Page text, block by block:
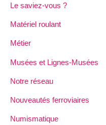
Le saviez-vous ?
Matériel roulant
Métier
Musées et Lignes-Musées
Notre réseau
Nouveautés ferroviaires
Numismatique